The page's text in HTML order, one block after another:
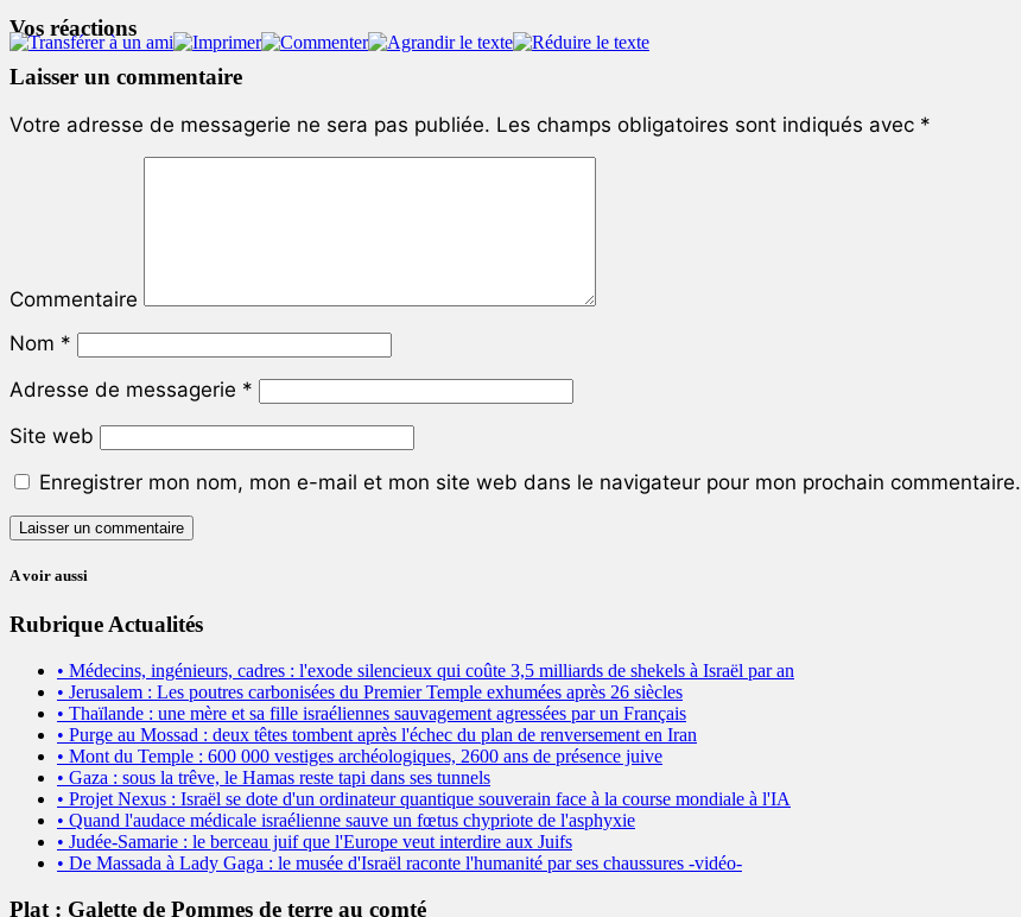
Vos réactions
Laisser un commentaire
Votre adresse de messagerie ne sera pas publiée. Les champs obligatoires sont indiqués avec *
Commentaire
Nom *
Adresse de messagerie *
Site web
Enregistrer mon nom, mon e-mail et mon site web dans le navigateur pour mon prochain commentaire.
A voir aussi
Rubrique Actualités
• Médecins, ingénieurs, cadres : l'exode silencieux qui coûte 3,5 milliards de shekels à Israël par an
• Jerusalem : Les poutres carbonisées du Premier Temple exhumées après 26 siècles
• Thaïlande : une mère et sa fille israéliennes sauvagement agressées par un Français
• Purge au Mossad : deux têtes tombent après l'échec du plan de renversement en Iran
• Mont du Temple : 600 000 vestiges archéologiques, 2600 ans de présence juive
• Gaza : sous la trêve, le Hamas reste tapi dans ses tunnels
• Projet Nexus : Israël se dote d'un ordinateur quantique souverain face à la course mondiale à l'IA
• Quand l'audace médicale israélienne sauve un fœtus chypriote de l'asphyxie
• Judée-Samarie : le berceau juif que l'Europe veut interdire aux Juifs
• De Massada à Lady Gaga : le musée d'Israël raconte l'humanité par ses chaussures -vidéo-
Plat : Galette de Pommes de terre au comté